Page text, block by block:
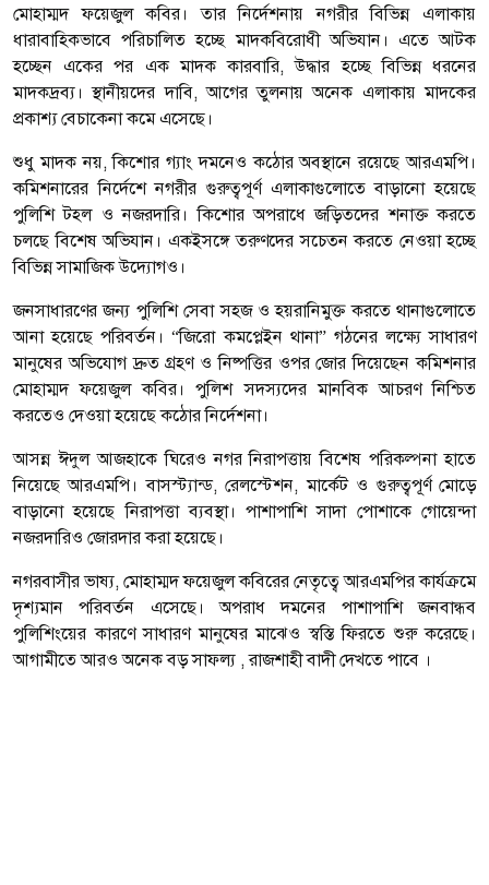
মোহাম্মদ ফয়েজুল কবির। তার নির্দেশনায় নগরীর বিভিন্ন এলাকায়
ধারাবাহিকভাবে পরিচালিত হচ্ছে মাদকবিরোধী অভিযান। এতে আটক
হচ্ছেন একের পর এক মাদক কারবারি, উদ্ধার হচ্ছে বিভিন্ন ধরনের
মাদকদ্রব্য। স্থানীয়দের দাবি, আগের তুলনায় অনেক এলাকায় মাদকের
প্রকাশ্য বেচাকেনা কমে এসেছে।
শুধু মাদক নয়, কিশোর গ্যাং দমনেও কঠোর অবস্থানে রয়েছে আরএমপি।
কমিশনারের নির্দেশে নগরীর গুরুত্বপূর্ণ এলাকাগুলোতে বাড়ানো হয়েছে
পুলিশি টহল ও নজরদারি। কিশোর অপরাধে জড়িতদের শনাক্ত করতে
চলছে বিশেষ অভিযান। একইসঙ্গে তরুণদের সচেতন করতে নেওয়া হচ্ছে
বিভিন্ন সামাজিক উদ্যোগও।
জনসাধারণের জন্য পুলিশি সেবা সহজ ও হয়রানিমুক্ত করতে থানাগুলোতে
আনা হয়েছে পরিবর্তন। “জিরো কমপ্লেইন থানা” গঠনের লক্ষ্যে সাধারণ
মানুষের অভিযোগ দ্রুত গ্রহণ ও নিষ্পত্তির ওপর জোর দিয়েছেন কমিশনার
মোহাম্মদ ফয়েজুল কবির। পুলিশ সদস্যদের মানবিক আচরণ নিশ্চিত
করতেও দেওয়া হয়েছে কঠোর নির্দেশনা।
আসন্ন ঈদুল আজহাকে ঘিরেও নগর নিরাপত্তায় বিশেষ পরিকল্পনা হাতে
নিয়েছে আরএমপি। বাসস্ট্যান্ড, রেলস্টেশন, মার্কেট ও গুরুত্বপূর্ণ মোড়ে
বাড়ানো হয়েছে নিরাপত্তা ব্যবস্থা। পাশাপাশি সাদা পোশাকে গোয়েন্দা
নজরদারিও জোরদার করা হয়েছে।
নগরবাসীর ভাষ্য, মোহাম্মদ ফয়েজুল কবিরের নেতৃত্বে আরএমপির কার্যক্রমে
দৃশ্যমান পরিবর্তন এসেছে। অপরাধ দমনের পাশাপাশি জনবান্ধব
পুলিশিংয়ের কারণে সাধারণ মানুষের মাঝেও স্বস্তি ফিরতে শুরু করেছে।
আগামীতে আরও অনেক বড় সাফল্য , রাজশাহী বাদী দেখতে পাবে ।